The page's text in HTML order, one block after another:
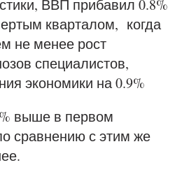
ВВП прибавил 0.8%
кварталом, когда
не менее рост
специалистов,
экономики на 0.9%
выше в первом
сравнению с этим же